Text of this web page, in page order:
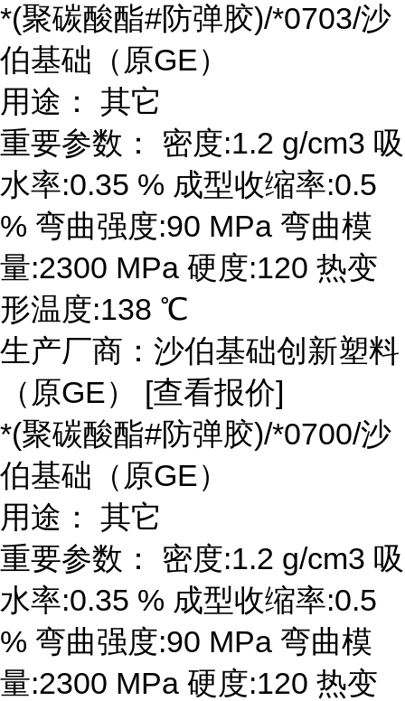
*(聚碳酸酯#防弹胶)/*0703/沙
伯基础（原GE）
用途： 其它
重要参数： 密度:1.2 g/cm3 吸
水率:0.35 % 成型收缩率:0.5
% 弯曲强度:90 MPa 弯曲模
量:2300 MPa 硬度:120 热变
形温度:138 ℃
生产厂商：沙伯基础创新塑料
（原GE） [查看报价]
*(聚碳酸酯#防弹胶)/*0700/沙
伯基础（原GE）
用途： 其它
重要参数： 密度:1.2 g/cm3 吸
水率:0.35 % 成型收缩率:0.5
% 弯曲强度:90 MPa 弯曲模
量:2300 MPa 硬度:120 热变